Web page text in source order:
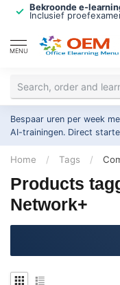
Bekroonde e-
Inclusief
MENU
Bespaar uren per week
AI-trainingen. Direct
Home / Tags /
Products
Network+